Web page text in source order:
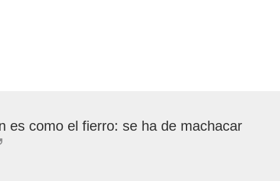
es como el fierro: se ha de machacar